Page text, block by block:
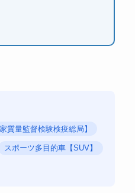
質量監督検験検疫総局】
スポーツ多目的車【SUV】